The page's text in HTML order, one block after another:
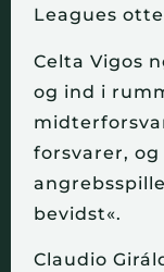
Leagues
Celta Vigos
og ind i
forsvarer,
bevidst«.
Claudio